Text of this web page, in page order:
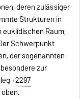
deren zulässiger
Strukturen in
Raum,
Schwerpunkt
der sogenannten
zur
2297